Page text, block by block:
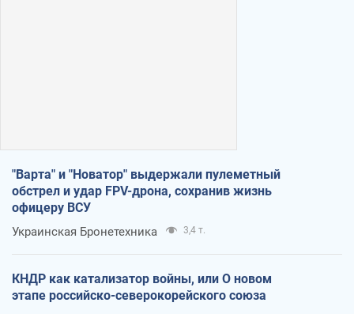
"Варта" и "Новатор" выдержали пулеметный
обстрел и удар FPV-дрона, сохранив жизнь
офицеру ВСУ
Украинская Бронетехника 3,4 т.
КНДР как катализатор войны, или О новом
этапе российско-северокорейского союза